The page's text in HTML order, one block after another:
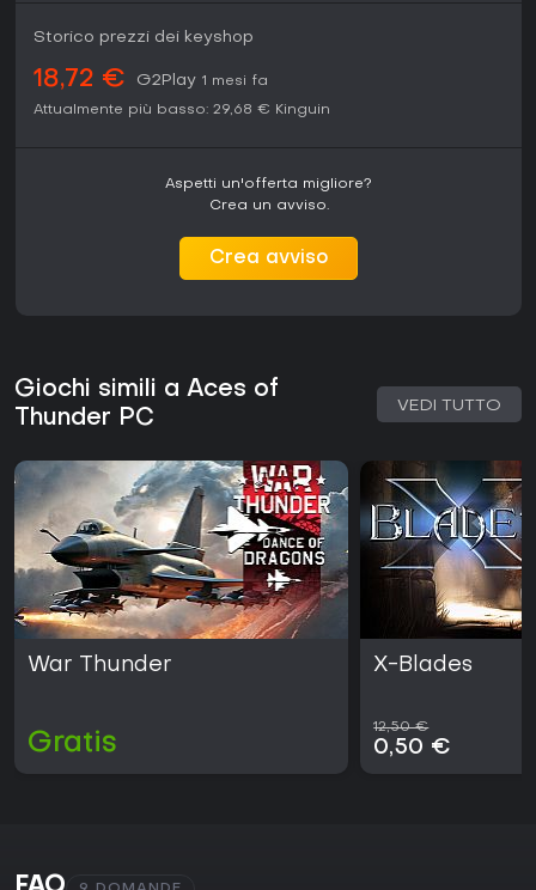
Storico prezzi dei keyshop
18,72 € G2Play 1 mesi fa
Attualmente più basso: 29,68 € Kinguin
Aspetti un'offerta migliore?
Crea un avviso.
Crea avviso
Giochi simili a Aces of
Thunder PC
VEDI TUTTO
War Thunder
Gratis
X-Blades
12,50 €
0,50 €